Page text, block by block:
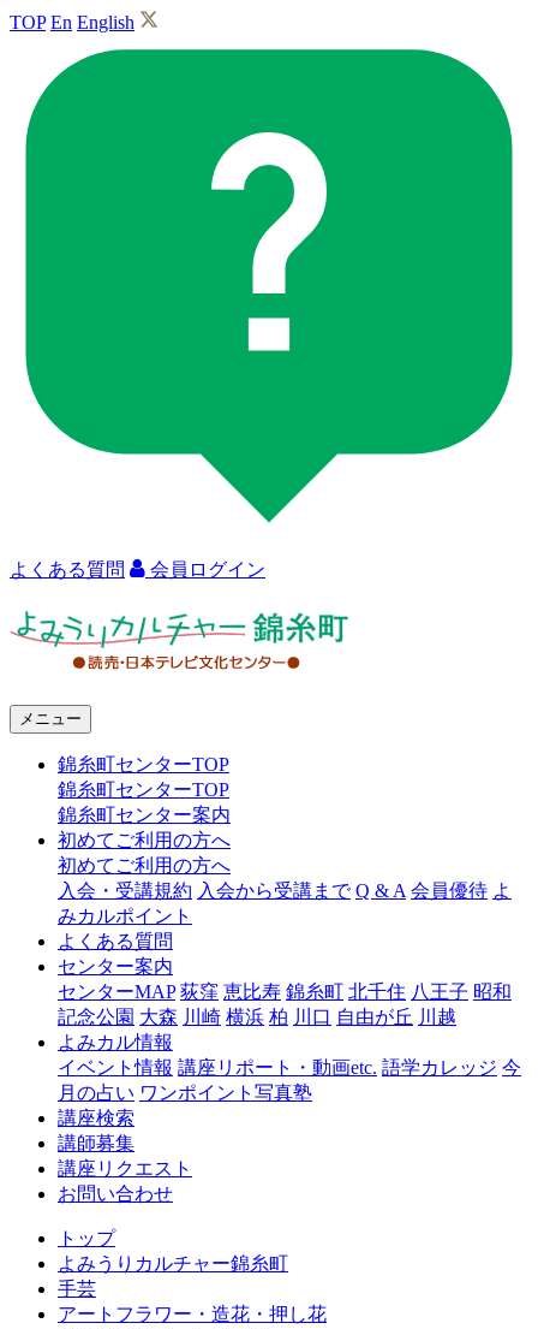
TOP En English
よくある質問 会員ログイン
ャ
糸
メニュー
錦糸町センターTOP
錦糸町センターTOP
錦糸町センター案内
初めてご利用の方へ
初めてご利用の方へ
入会・受講規約 入会から受講まで Q & A 会員優待 よ
みカルポイント
よくある質問
センター案内
センターMAP 荻窪 恵比寿 錦糸町 北千住 八王子 昭和
記念公園 大森 川崎 横浜 柏 川口 自由が丘 川越
よみカル情報
イベント情報 講座リポート・動画etc. 語学カレッジ 今
月の占い ワンポイント写真塾
講座検索
講師募集
講座リクエスト
お問い合わせ
トップ
よみうりカルチャー錦糸町
手芸
アートフラワー・造花・押し花